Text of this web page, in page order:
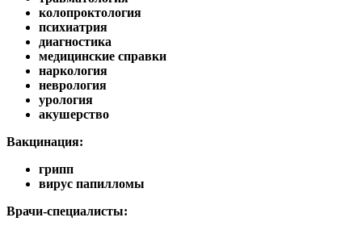
колопроктология
психиатрия
диагностика
медицинские справки
наркология
неврология
урология
акушерство
Вакцинация:
грипп
вирус папилломы
Врачи-специалисты: